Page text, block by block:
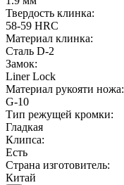
Твердость клинка:
58-59 HRC
Материал клинка:
Сталь D-2
Замок:
Liner Lock
Материал рукояти ножа:
G-10
Тип режущей кромки:
Гладкая
Клипса:
Есть
Страна изготовитель:
Китай